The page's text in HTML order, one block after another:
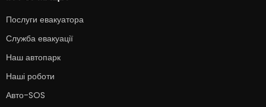
Послуги евакуатора
Служба евакуації
Наш автопарк
Наші роботи
Авто-SOS